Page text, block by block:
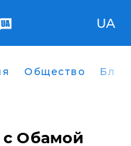
UA
Общество
с Обамой